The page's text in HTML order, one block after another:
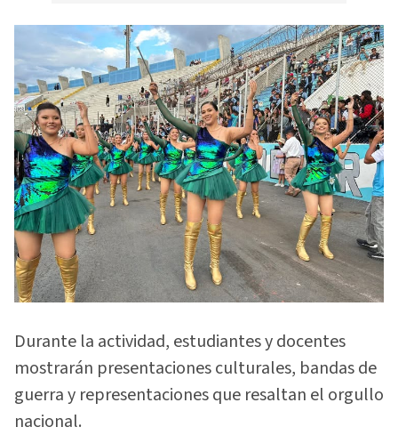
Durante la actividad, estudiantes y docentes
mostrarán presentaciones culturales, bandas de
guerra y representaciones que resaltan el orgullo
nacional.